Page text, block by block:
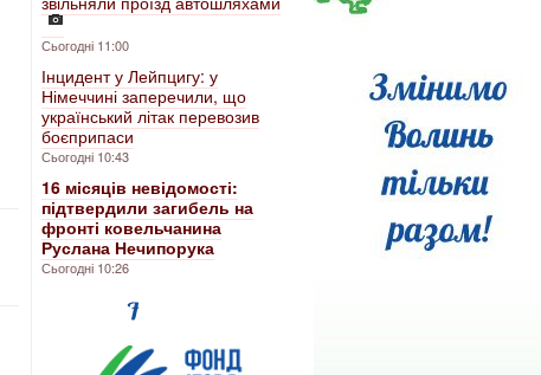
Сьогодні 11:00
Інцидент у Лейпцигу: у
Німеччині заперечили, що
український літак перевозив
боєприпаси
Сьогодні 10:43
16 місяців невідомості:
підтвердили загибель на
фронті ковельчанина
Руслана Нечипорука
Сьогодні 10:26